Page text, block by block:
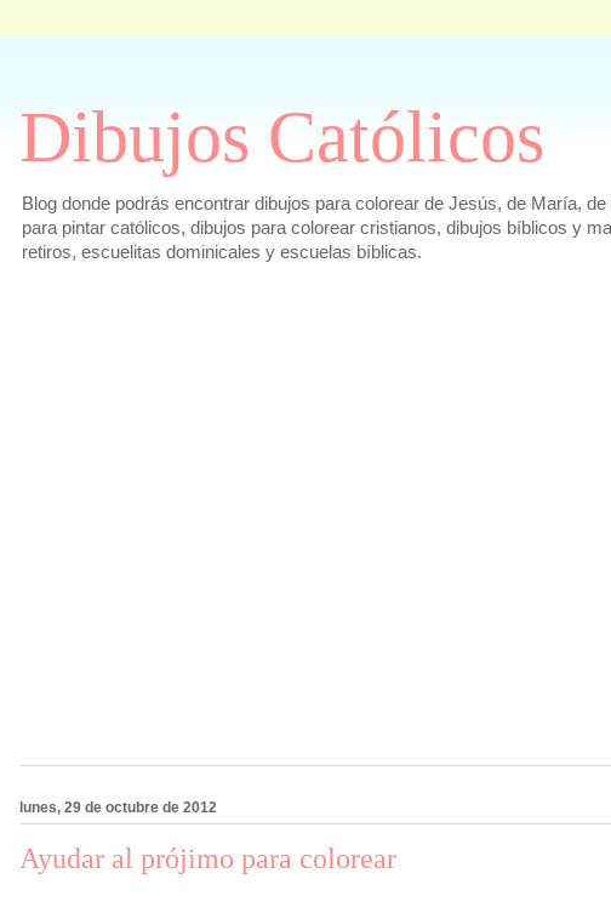
Dibujos Católicos
Blog donde podrás encontrar dibujos para colorear de Jesús, de María,
para pintar católicos, dibujos para colorear cristianos, dibujos bíblicos y
retiros, escuelitas dominicales y escuelas bíblicas.
lunes, 29 de octubre de 2012
Ayudar al prójimo para colorear